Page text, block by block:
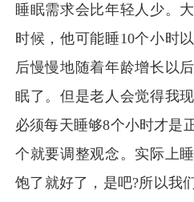
睡眠需求会比年轻人少。
时候，他可能睡10个小时
后慢慢地随着年龄增长以
眠了。但是老人会觉得我
必须每天睡够8个小时才是
个就要调整观念。实际上
饱了就好了，是吧?所以我